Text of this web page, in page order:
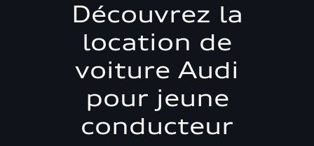
Découvrez la
location de
voiture Audi
pour jeune
conducteur